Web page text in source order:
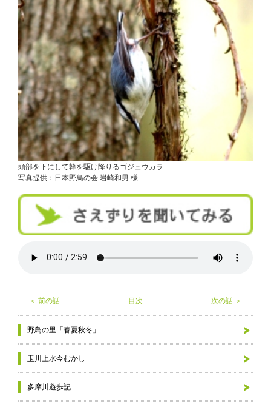
頭部を下にして幹を駆け降りるゴジュウカラ
写真提供：日本野鳥の会 岩崎和男 様
＜ 前の話 目次 次の話 ＞
野鳥の里「春夏秋冬」
玉川上水今むかし
多摩川遊歩記